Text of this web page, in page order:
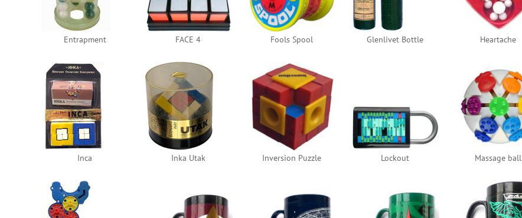
Entrapment FACE 4 Fools Spool Glenlivet Bottle Heartache
Inca Inka Utak Inversion Puzzle Lockout Massage ball